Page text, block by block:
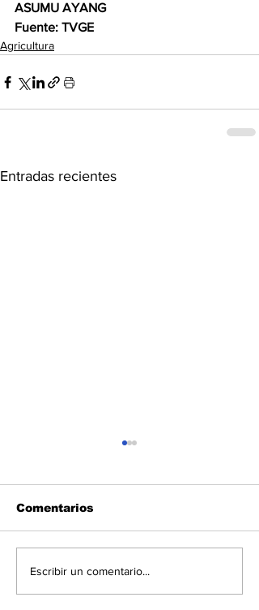
ASUMU AYANG
Fuente: TVGE
Agricultura
Entradas recientes
Nguema Obiang
Comentarios
Escribir un comentario...